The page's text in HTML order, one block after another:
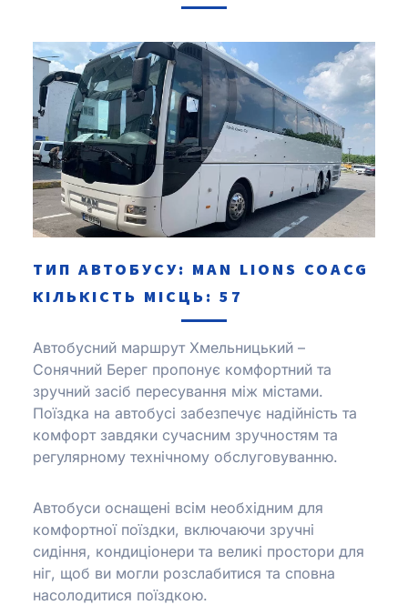
ТИП АВТОБУСУ: MAN LІONS COACG
КІЛЬКІСТЬ МІСЦЬ: 57
Автобусний маршрут Хмельницький –
Сонячний Берег пропонує комфортний та
зручний засіб пересування між містами.
Поїздка на автобусі забезпечує надійність та
комфорт завдяки сучасним зручностям та
регулярному технічному обслуговуванню.
Автобуси оснащені всім необхідним для
комфортної поїздки, включаючи зручні
сидіння, кондиціонери та великі простори для
ніг, щоб ви могли розслабитися та сповна
насолодитися поїздкою.